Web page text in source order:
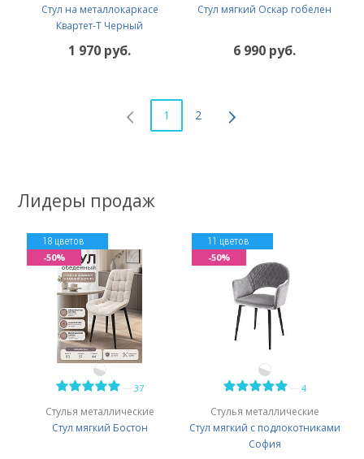
Стул на металлокаркасе
Квартет-Т Черный
1 970 руб.
Стул мягкий Оскар гобелен
6 990 руб.
1 2
Лидеры продаж
37
Стулья металлические
Стул мягкий Бостон
18 цветов
-50%
4
Стулья металлические
Стул мягкий с подлокотниками
София
11 цветов
-50%